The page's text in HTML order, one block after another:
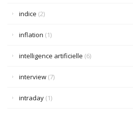
indice (2)
inflation (1)
intelligence artificielle (6)
interview (7)
intraday (1)